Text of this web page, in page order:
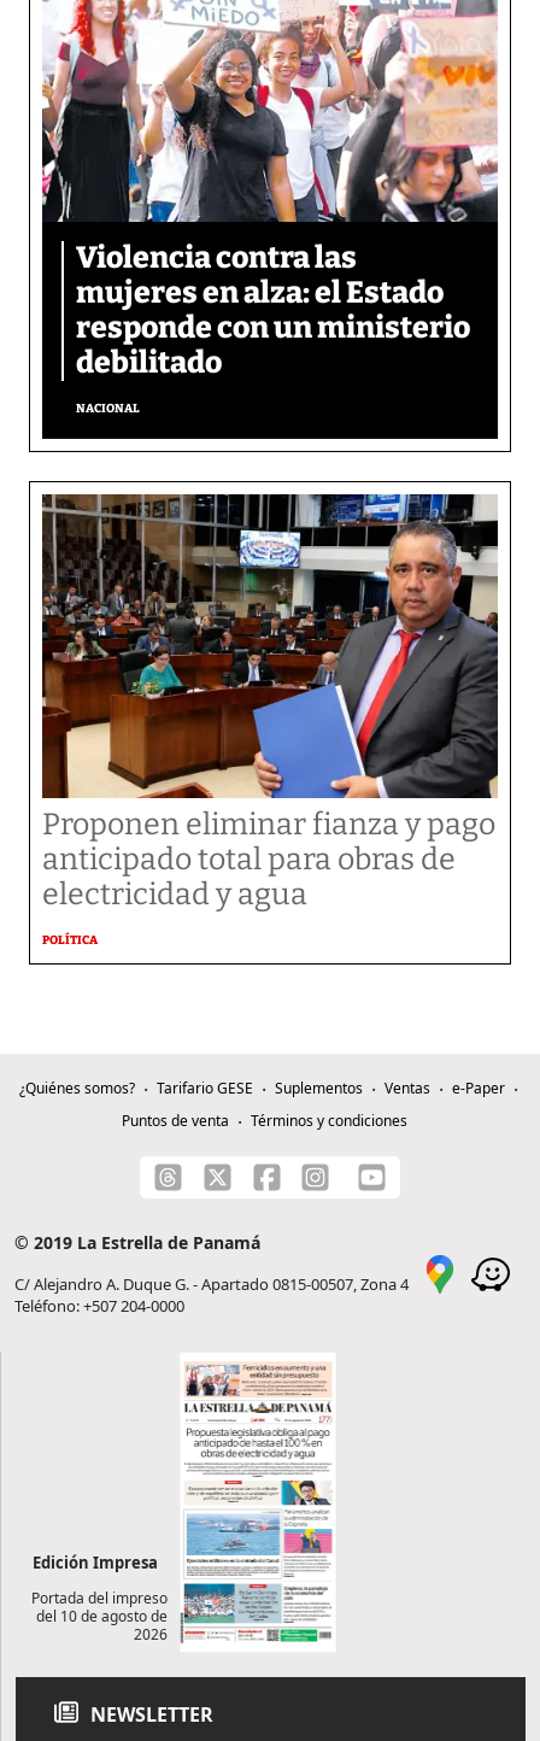
Violencia contra las
mujeres en alza: el Estado
responde con un ministerio
debilitado
NACIONAL
Proponen eliminar fianza y pago
anticipado total para obras de
electricidad y agua
POLÍTICA
¿Quiénes somos? Tarifario GESE Suplementos Ventas
e-Paper
Puntos de venta
Términos y condiciones
© 2019 La Estrella de Panamá
C/ Alejandro A. Duque G. - Apartado 0815-00507, Zona 4
Teléfono: +507 204-0000
Edición Impresa
Portada del impreso
del 10 de agosto de
2026
NEWSLETTER